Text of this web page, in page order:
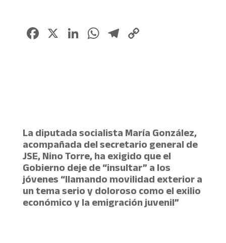
Facebook
X LinkedIn
WhatsApp
Telegram
La diputada socialista María González,
acompañada del secretario general de
JSE, Nino Torre, ha exigido que el
Gobierno deje de “insultar” a los
jóvenes “llamando movilidad exterior a
un tema serio y doloroso como el exilio
económico y la emigración juvenil”